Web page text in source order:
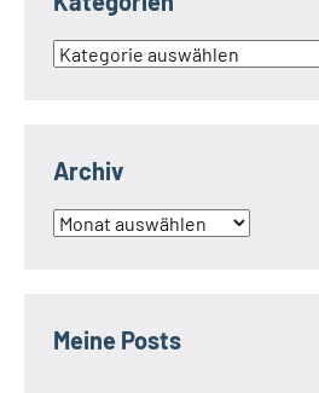
Kategorien
Archiv
Archiv
Meine Posts